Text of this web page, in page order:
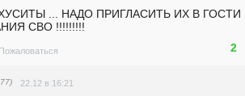
... НАДО ПРИГЛАСИТЬ ИХ В ГОСТИ
СВО !!!!!!!!!
Пожаловаться 2
22.12 в 16:21